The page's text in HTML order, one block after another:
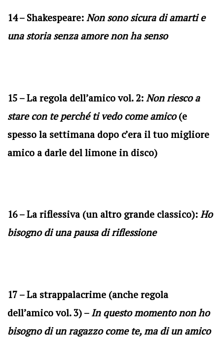
14 – Shakespeare:Non sono sicura di amarti e
una storia senza amore non ha senso
15 – La regola dell’amico vol. 2:Non riesco a
stare con te perché ti vedo come amico(e
spesso la settimana dopo c’era il tuo migliore
amico a darle del limone in disco)
16 – La riflessiva (un altro grande classico):Ho
bisogno di una pausa di riflessione
17 – La strappalacrime (anche regola
dell’amico vol. 3) –In questo momento non ho
bisogno di un ragazzo come te, ma di un amico